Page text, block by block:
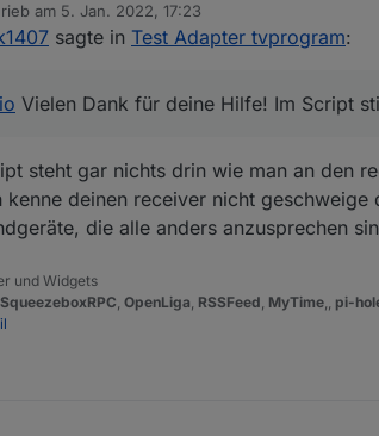
am 5. Jan. 2022, 17:23
editiert von
sagte in Test Adapter tvprogram:
Vielen Dank für deine Hilfe! Im Script
steht gar nichts drin wie man an den
kenne deinen receiver nicht
die alle anders anzusprechen
und Widgets
SqueezeboxRPC, OpenLiga, RSSFeed, MyTime,, pi-